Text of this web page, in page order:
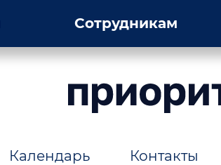
Сотрудникам
Календарь Контакты